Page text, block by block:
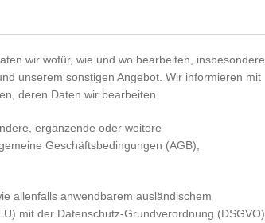
wir wofür, wie und wo bearbeiten, insbesondere
unserem sonstigen Angebot. Wir informieren mit
deren Daten wir bearbeiten.
ergänzende oder weitere
Geschäftsbedingungen (AGB),
allenfalls anwendbarem ausländischem
mit der Datenschutz-Grundverordnung (DSGVO).